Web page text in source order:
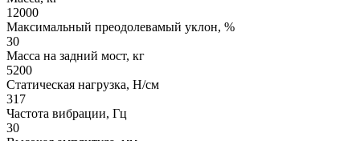
12000
Максимальный преодолевамый уклон, %
30
Масса на задний мост, кг
5200
Статическая нагрузка, Н/см
317
Частота вибрации, Гц
30